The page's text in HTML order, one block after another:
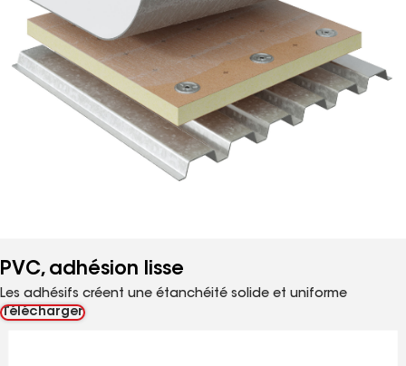
PVC, adhésion lisse
Les adhésifs créent une étanchéité solide et uniforme
Télécharger